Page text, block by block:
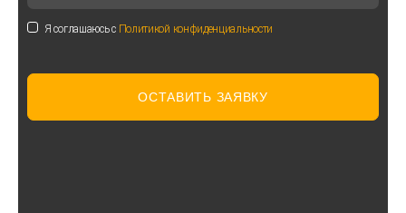
Я соглашаюсь с Политикой конфиденциальности
ОСТАВИТЬ ЗАЯВКУ